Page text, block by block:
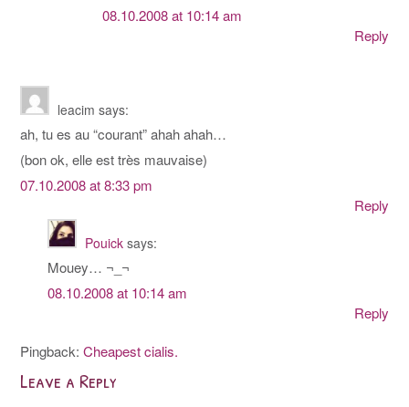
08.10.2008 at 10:14 am
Reply
leacim says:
ah, tu es au “courant” ahah ahah…
(bon ok, elle est très mauvaise)
07.10.2008 at 8:33 pm
Reply
Pouick says:
Mouey… ¬_¬
08.10.2008 at 10:14 am
Reply
Pingback: Cheapest cialis.
Leave a Reply